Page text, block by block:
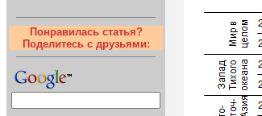
Понравилась статья?
Поделитесь с друзьями: